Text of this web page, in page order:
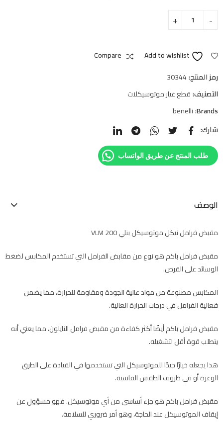
Add to wishlist
Compare
رمز المنتج:30344
التصنيف:قطع غيار موتوسيكلات
Brands:
benelli
شارك:
طلب المنتج عن طريق الواتساب
الوصف
مقبض فرامل نيكل موتوسيكل بنلي VLM 200
مقبض فرامل باكم هو نوع من مقابض الفرامل التي تستخدم المكابس لضغط
الوسائد على القرص.
المكابس مصنوعة من مواد عالية الجودة ومقاومة للحرارة، مما يضمن
فعالية الفرامل في درجات الحرارة العالية.
مقبض فرامل باكم أيضًا أكثر كفاءة من مقبض فرامل النايلون، مما يعني أنه
يتطلب قوة أقل لتشغيله.
هذا يجعله خيارًا جيدًا للموتوسيكل التي تستخدمها في القيادة على الطرق
الوعرة أو في ظروف الطقس القاسية.
مقبض فرامل باكم هو جزء أساسي من أي موتوسيكل. فهو مسؤول عن
إيقاف الموتوسيكل عند الحاجة، وهو أمر ضروري للسلامة.